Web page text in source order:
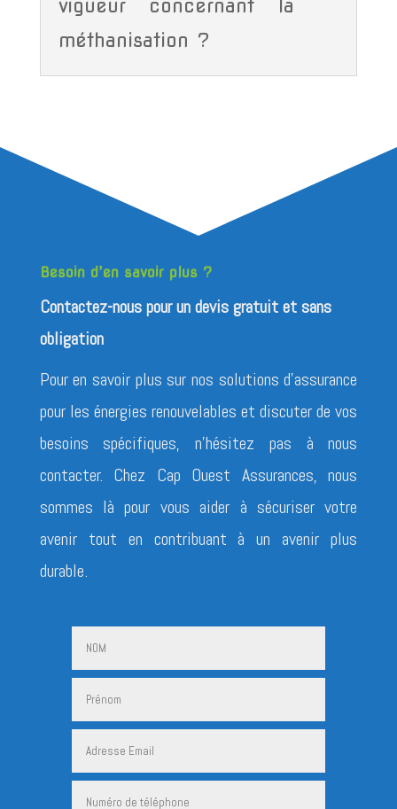
vigueur concernant la
méthanisation ?
Besoin d’en savoir plus ?
Contactez-nous pour un devis gratuit et sans
obligation
Pour en savoir plus sur nos solutions d’assurance
pour les énergies renouvelables et discuter de vos
besoins spécifiques, n’hésitez pas à nous
contacter. Chez Cap Ouest Assurances, nous
sommes là pour vous aider à sécuriser votre
avenir tout en contribuant à un avenir plus
durable.